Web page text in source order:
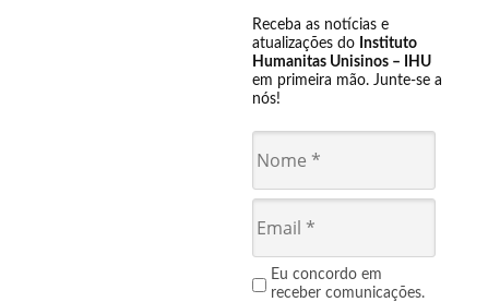
Receba as notícias e
atualizações do Instituto
Humanitas Unisinos – IHU
em primeira mão. Junte-se a
nós!
Eu concordo em
receber comunicações.